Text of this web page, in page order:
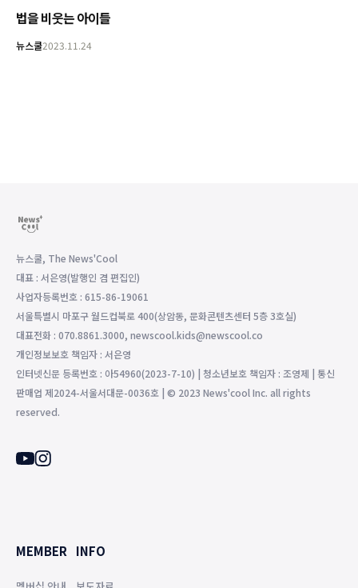
법을 비웃는 아이들
뉴스쿨2023.11.24
뉴스쿨, The News'Cool
대표 : 서은영(발행인 겸 편집인)
사업자등록번호 : 615-86-19061
서울특별시 마포구 월드컵북로 400(상암동, 문화콘텐츠센터 5층 3호실)
대표전화 : 070.8861.3000, newscool.kids@newscool.co
개인정보보호 책임자 : 서은영
인터넷신문 등록번호 : 아54960(2023-7-10) | 청소년보호 책임자 : 조영제 | 통신
판매업 제2024-서울서대문-0036호 | © 2023 News'cool Inc. all rights
reserved.
MEMBER INFO